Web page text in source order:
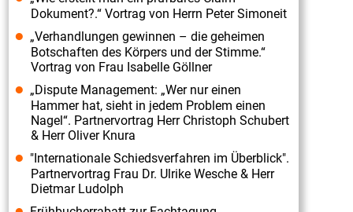
Dokument?.“ Vortrag von Herrn Peter Simoneit
„Verhandlungen gewinnen – die geheimen
Botschaften des Körpers und der Stimme.“
Vortrag von Frau Isabelle Göllner
„Dispute Management: „Wer nur einen
Hammer hat, sieht in jedem Problem einen
Nagel“. Partnervortrag Herr Christoph Schubert
& Herr Oliver Knura
"Internationale Schiedsverfahren im Überblick".
Partnervortrag Frau Dr. Ulrike Wesche & Herr
Dietmar Ludolph